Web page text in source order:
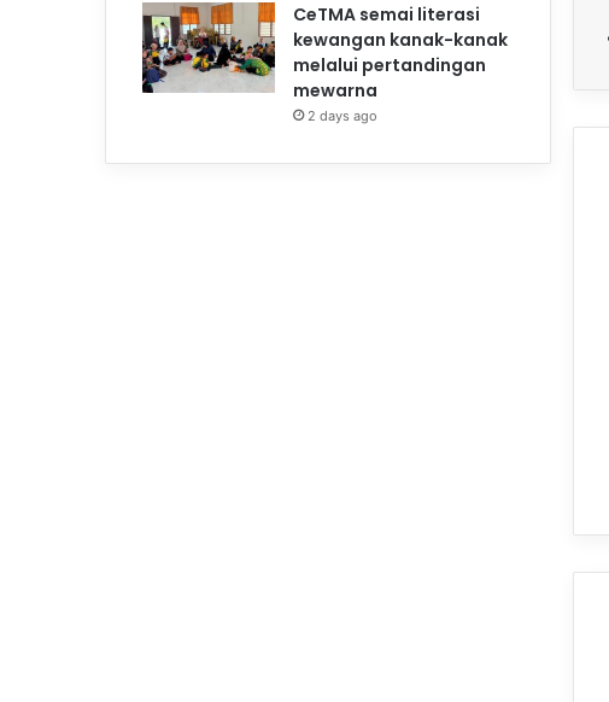
CeTMA semai literasi
kewangan kanak-kanak
melalui pertandingan
mewarna
2 days ago